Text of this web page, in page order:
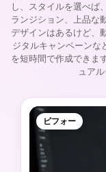
し、スタイルを選べば
ランジション、上品な
デザインはあるけど、
ジタルキャンペーンな
を短時間で作成できま
ュア
ビフォー